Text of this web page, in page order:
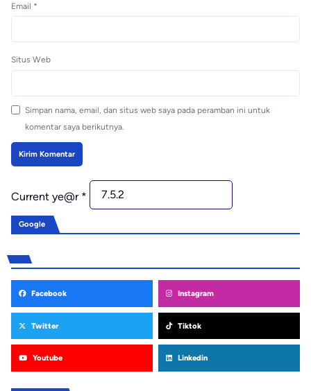
Email *
Situs Web
Simpan nama, email, dan situs web saya pada peramban ini untuk
komentar saya berikutnya.
Current ye@r *
Google
Facebook Instagram
Twitter Tiktok
Youtube Linkedin